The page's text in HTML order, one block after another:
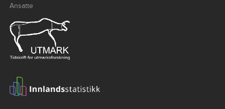
Ansatte